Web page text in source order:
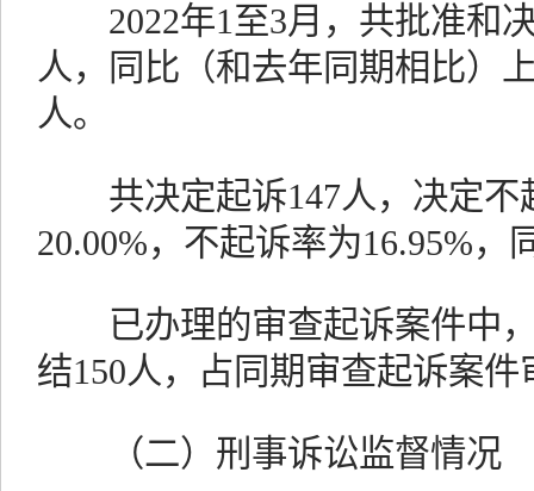
2022年1至3月，共批准和
人，同比（和去年同期相比）
人。
共决定起诉147人，决定不
20.00%，不起诉率为16.95%，
已办理的审查起诉案件中，
结150人，占同期审查起诉案件
（二）刑事诉讼监督情况